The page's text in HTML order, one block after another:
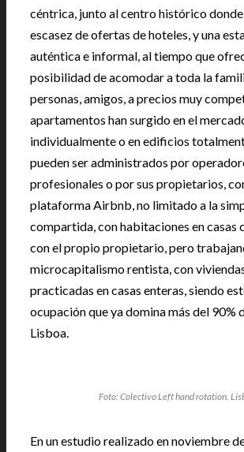
céntrica, junto al centro histórico donde
escasez de ofertas de hoteles, y una
auténtica e informal, al tiempo que
posibilidad de acomodar a toda la
personas, amigos, a precios muy
apartamentos han surgido en el
individualmente o en edificios
pueden ser administrados por
profesionales o por sus propietarios,
plataforma Airbnb, no limitado a la
compartida, con habitaciones en casas
con el propio propietario, pero
microcapitalismo rentista, con
practicadas en casas enteras, siendo
ocupación que ya domina más del 90%
Lisboa.
Foto: Colectivo Left hand rotation.
En un estudio realizado en noviembre